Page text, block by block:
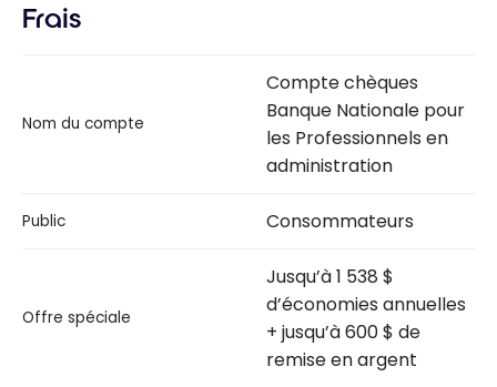
Frais
Nom du compte
Compte chèques
Banque Nationale pour
les Professionnels en
administration
Public Consommateurs
Offre spéciale
Jusqu’à 1 538 $
d’économies annuelles
+ jusqu’à 600 $ de
remise en argent